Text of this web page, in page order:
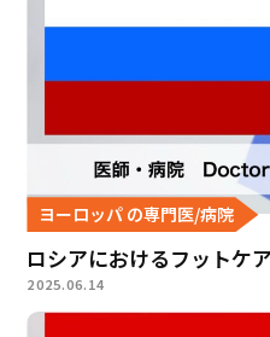
ヨーロッパ の専門医/病院
ロシアにおけるフットケ
2025.06.14